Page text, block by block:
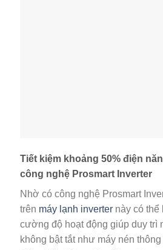
Tiết kiệm khoảng 50% điện
công nghệ Prosmart Inverter
Nhờ có công nghệ Prosmart
trên máy lạnh inverter này có
cường độ hoạt động giúp duy trì
không bật tắt như máy nén